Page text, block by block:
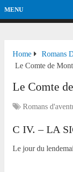
MENU
Home
Romans
Le Comte de
Le Comte
Romans
C IV. – LA
Le jour du